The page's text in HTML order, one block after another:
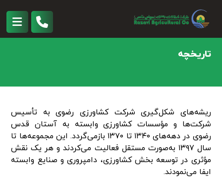
تاریخچه
ریشه‌های شکل‌گیری شرکت کشاورزی رضوی به تأسیس
شرکت‌ها و مؤسسات کشاورزی وابسته به آستان قدس
رضوی در دهه‌های ۱۳۴۰ تا ۱۳۷۰ بازمی‌گردد. این مجموعه‌ها تا
سال ۱۳۹۷ به‌صورت مستقل فعالیت می‌کردند و هر یک نقش
مؤثری در توسعه بخش کشاورزی، دامپروری و صنایع وابسته
ایفا می‌نمودند.